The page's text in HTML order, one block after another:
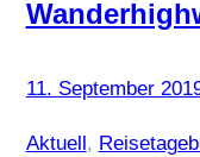
11. September
Aktuell,